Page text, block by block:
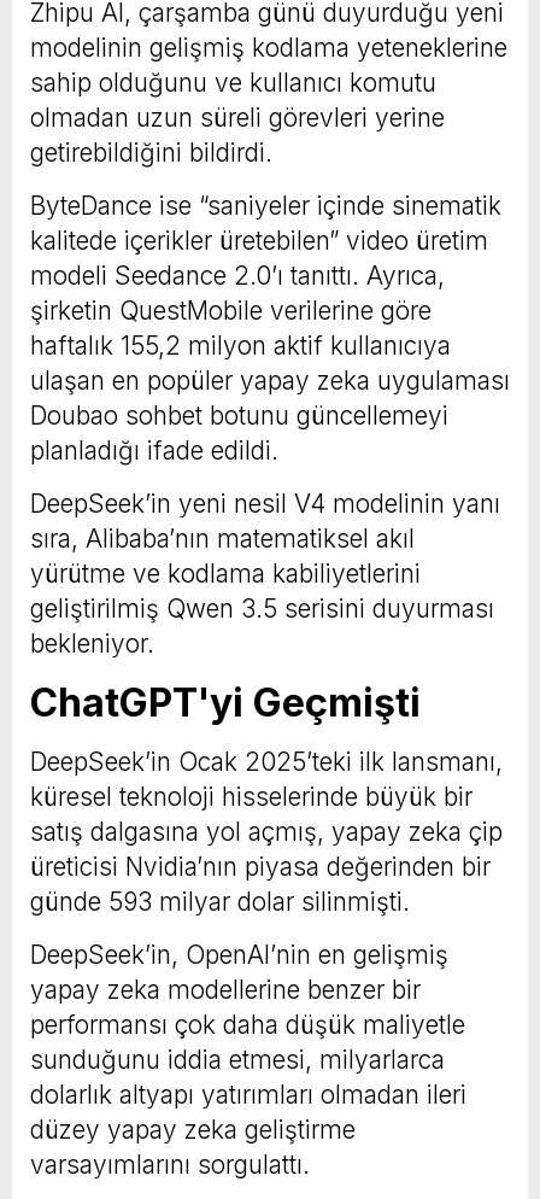
Zhipu AI, çarşamba günü duyurduğu yeni
modelinin gelişmiş kodlama yeteneklerine
sahip olduğunu ve kullanıcı komutu
olmadan uzun süreli görevleri yerine
getirebildiğini bildirdi.
ByteDance ise “saniyeler içinde sinematik
kalitede içerikler üretebilen” video üretim
modeli Seedance 2.0’ı tanıttı. Ayrıca,
şirketin QuestMobile verilerine göre
haftalık 155,2 milyon aktif kullanıcıya
ulaşan en popüler yapay zeka uygulaması
Doubao sohbet botunu güncellemeyi
planladığı ifade edildi.
DeepSeek’in yeni nesil V4 modelinin yanı
sıra, Alibaba’nın matematiksel akıl
yürütme ve kodlama kabiliyetlerini
geliştirilmiş Qwen 3.5 serisini duyurması
bekleniyor.
ChatGPT'yi Geçmişti
DeepSeek’in Ocak 2025’teki ilk lansmanı,
küresel teknoloji hisselerinde büyük bir
satış dalgasına yol açmış, yapay zeka çip
üreticisi Nvidia’nın piyasa değerinden bir
günde 593 milyar dolar silinmişti.
DeepSeek’in, OpenAI’nin en gelişmiş
yapay zeka modellerine benzer bir
performansı çok daha düşük maliyetle
sunduğunu iddia etmesi, milyarlarca
dolarlık altyapı yatırımları olmadan ileri
düzey yapay zeka geliştirme
varsayımlarını sorgulattı.